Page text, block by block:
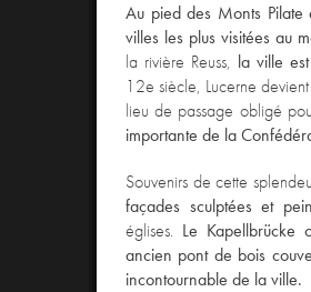
Au pied des Monts Pilate
villes les plus visitées au
la rivière Reuss, la ville
12e siècle, Lucerne
lieu de passage obligé
importante de la
Souvenirs de cette
façades sculptées et
églises. Le Kapellbrücke
ancien pont de bois
incontournable de la ville.